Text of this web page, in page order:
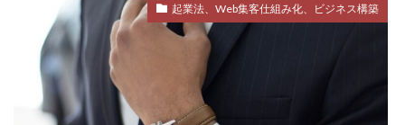
起業法、Web集客仕組み化、ビジネス構築
集客
ドラッカー
実態
マーケティング
挫折
コンサル
起業したい
プログラミング
オワコン